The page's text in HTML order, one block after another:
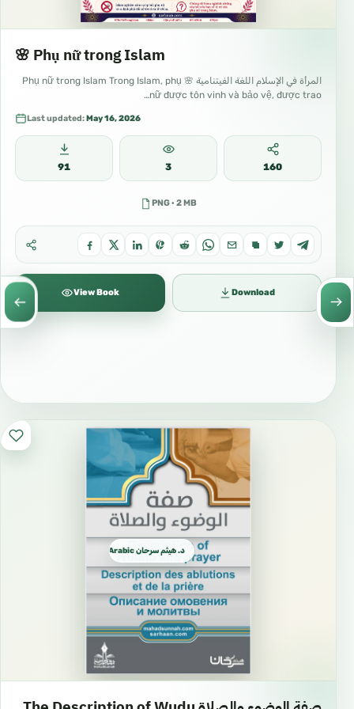
🌸 Phụ nữ trong Islam
المرأة في الإسلام اللغة الفيتنامية 🌸 Phụ nữ trong Islam Trong Islam, phụ
nữ được tôn vinh và bảo vệ, được trao…
Last updated:May 16, 2026
91 3 160
PNG · 2 MB
View Book Download
د. هيثم سرحان Arabic العربية